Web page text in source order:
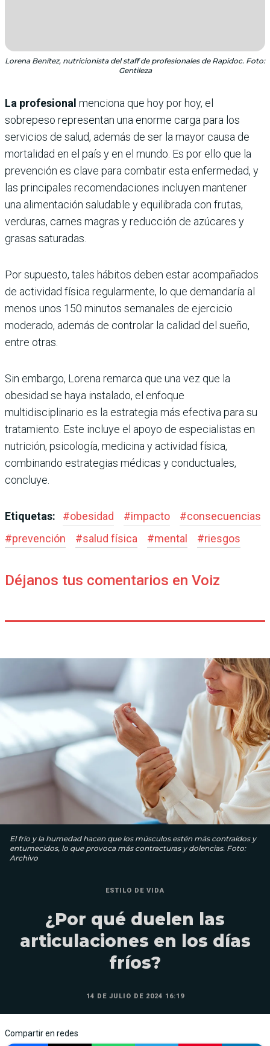
Lorena Benítez, nutricionista del staff de profesionales de Rapidoc. Foto:
Gentileza
La profesional menciona que hoy por hoy, el
sobrepeso representan una enorme carga para los
servicios de salud, además de ser la mayor causa de
mortalidad en el país y en el mundo. Es por ello que la
prevención es clave para combatir esta enfermedad, y
las principales recomendaciones incluyen mantener
una alimentación saludable y equilibrada con frutas,
verduras, carnes magras y reducción de azúcares y
grasas saturadas.
Por supuesto, tales hábitos deben estar acompañados
de actividad física regularmente, lo que demandaría al
menos unos 150 minutos semanales de ejercicio
moderado, además de controlar la calidad del sueño,
entre otras.
Sin embargo, Lorena remarca que una vez que la
obesidad se haya instalado, el enfoque
multidisciplinario es la estrategia más efectiva para su
tratamiento. Este incluye el apoyo de especialistas en
nutrición, psicología, medicina y actividad física,
combinando estrategias médicas y conductuales,
concluye.
Etiquetas: #obesidad #impacto #consecuencias
#prevención #salud física #mental #riesgos
Déjanos tus comentarios en Voiz
El frío y la humedad hacen que los músculos estén más contraídos y
entumecidos, lo que provoca más contracturas y dolencias. Foto:
Archivo
ESTILO DE VIDA
¿Por qué duelen las
articulaciones en los días
fríos?
14 DE JULIO DE 2024 16:19
Compartir en redes